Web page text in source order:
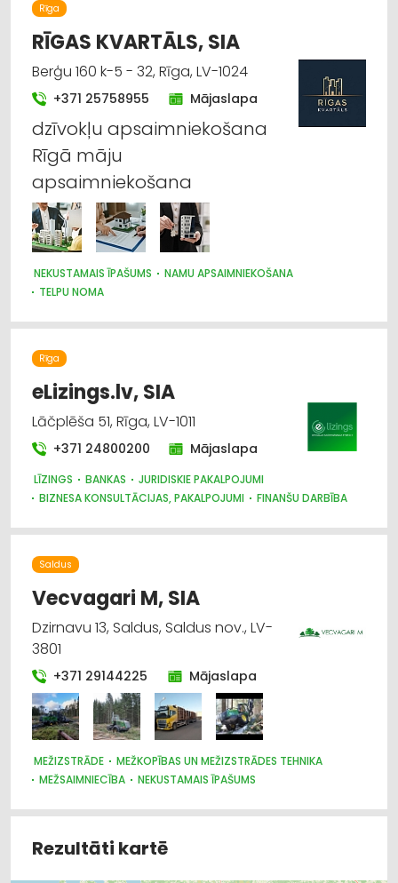
Rīga
RĪGAS KVARTĀLS, SIA
Berģu 160 k-5 - 32, Rīga, LV-1024
+371 25758955 Mājaslapa
dzīvokļu apsaimniekošana
Rīgā māju
apsaimniekošana
NEKUSTAMAIS ĪPAŠUMS
NAMU APSAIMNIEKOŠANA
TELPU NOMA
Rīga
eLizings.lv, SIA
Lāčplēša 51, Rīga, LV-1011
+371 24800200 Mājaslapa
LĪZINGS BANKAS
JURIDISKIE PAKALPOJUMI
BIZNESA KONSULTĀCIJAS, PAKALPOJUMI
FINANŠU DARBĪBA
AUTO NOMA; VIEGLIE AUTO
Saldus
Vecvagari M, SIA
Dzirnavu 13, Saldus, Saldus nov., LV-
3801
+371 29144225 Mājaslapa
MEŽIZSTRĀDE
MEŽKOPĪBAS UN MEŽIZSTRĀDES TEHNIKA
MEŽSAIMNIECĪBA
NEKUSTAMAIS ĪPAŠUMS
CEĻU UN TILTU BŪVE, UZTURĒŠANA
Rezultāti kartē